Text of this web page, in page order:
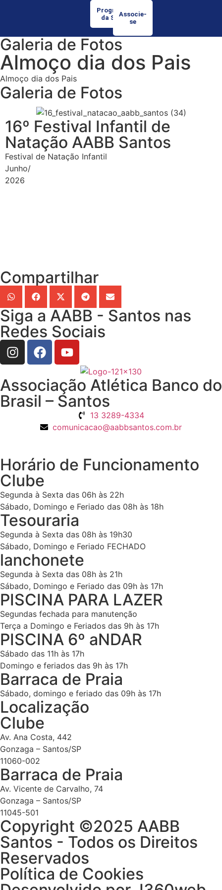
Programação
da Semana
Associe-
se
Galeria de Fotos
Almoço dia dos Pais
Almoço dia dos Pais
Galeria de Fotos
16º Festival Infantil de
Natação AABB Santos
Festival de Natação Infantil
Junho/
2026
Compartilhar
Siga a AABB - Santos nas
Redes Sociais
Associação Atlética Banco do
Brasil – Santos
13 3289-4334
comunicacao@aabbsantos.com.br
Horário de Funcionamento
Clube
Segunda à Sexta das 06h às 22h
Sábado, Domingo e Feriado das 08h às 18h
Tesouraria
Segunda à Sexta das 08h às 19h30
Sábado, Domingo e Feriado FECHADO
lanchonete
Segunda à Sexta das 08h às 21h
Sábado, Domingo e Feriado das 09h às 17h
PISCINA PARA LAZER
Segundas fechada para manutenção
Terça a Domingo e Feriados das 9h às 17h
PISCINA 6º aNDAR
Sábado das 11h às 17h
Domingo e feriados das 9h às 17h
Barraca de Praia
Sábado, domingo e feriado das 09h às 17h
Localização
Clube
Av. Ana Costa, 442
Gonzaga – Santos/SP
11060-002
Barraca de Praia
Av. Vicente de Carvalho, 74
Gonzaga – Santos/SP
11045-501
Copyright ©2025 AABB
Santos - Todos os Direitos
Reservados
Política de Cookies